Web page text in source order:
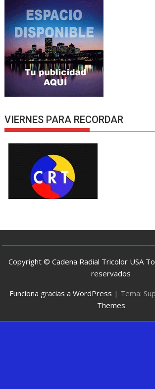
VIERNES PARA RECORDAR
Copyright © Cadena Radial Tricolor USA
reservados
Funciona gracias a WordPress | Tema:
Themes